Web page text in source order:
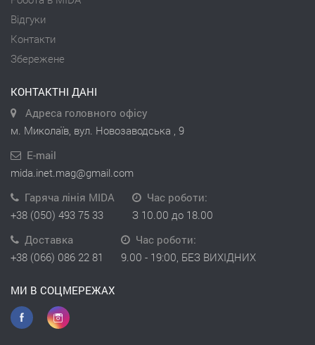
Відгуки
Контакти
Збережене
КОНТАКТНІ ДАНІ
Адреса головного офісу
м. Миколаїв, вул. Новозаводська , 9
E-mail
mida.inet.mag@gmail.com
Гаряча лінія MIDA
+38 (050) 493 75 33
Час роботи:
З 10.00 до 18.00
Доставка
+38 (066) 086 22 81
Час роботи:
9.00 - 19:00, БЕЗ ВИХІДНИХ
МИ В СОЦМЕРЕЖАХ